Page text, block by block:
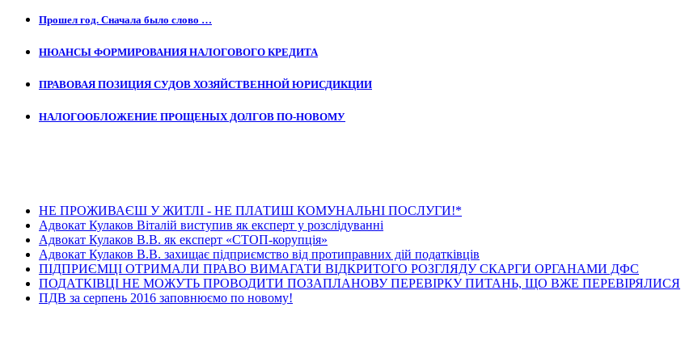
Прошел год. Сначала было слово …
НЮАНСЫ ФОРМИРОВАНИЯ НАЛОГОВОГО КРЕДИТА
ПРАВОВАЯ ПОЗИЦИЯ СУДОВ ХОЗЯЙСТВЕННОЙ ЮРИСДИКЦИИ
НАЛОГООБЛОЖЕНИЕ ПРОЩЕНЫХ ДОЛГОВ ПО-НОВОМУ
НЕ ПРОЖИВАЄШ У ЖИТЛІ - НЕ ПЛАТИШ КОМУНАЛЬНІ ПОСЛУГИ!*
Адвокат Кулаков Віталій виступив як експерт у розслідуванні
Адвокат Кулаков В.В. як експерт «СТОП-корупція»
Адвокат Кулаков В.В. захищає підприємство від протиправних дій податківців
ПІДПРИЄМЦІ ОТРИМАЛИ ПРАВО ВИМАГАТИ ВІДКРИТОГО РОЗГЛЯДУ СКАРГИ ОРГАНАМИ ДФС
ПОДАТКІВЦІ НЕ МОЖУТЬ ПРОВОДИТИ ПОЗАПЛАНОВУ ПЕРЕВІРКУ ПИТАНЬ, ЩО ВЖЕ ПЕРЕВІРЯЛИСЯ
ПДВ за серпень 2016 заповнюємо по новому!